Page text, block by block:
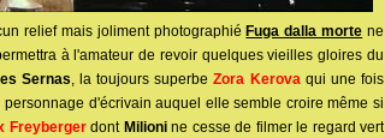
relief mais joliment photographié Fuga dalla morte ne
à l'amateur de revoir quelques vieilles gloires du
Sernas, la toujours superbeZora Kerovaqui une fois
d'écrivain auquel elle semble croire même si
Freybergerdont Milionine cesse de filmer le regard vert